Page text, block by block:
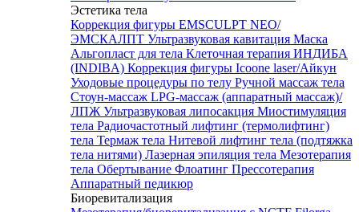
Эстетика тела
Коррекция фигуры EMSCULPT NEO/
ЭМСКАЛПТ Ультразвуковая кавитация Маска
Альгопласт для тела Клеточная терапия ИНДИБА
(INDIBA) Коррекция фигуры Icoone laser/Айкун
Уходовые процедуры по телу Ручной массаж тела
Стоун-массаж LPG-массаж (аппаратный массаж)/
ЛПЖ Ультразвуковая липосакция Миостимуляция
тела Радиочастотный лифтинг (термолифтинг)
тела Термаж тела Нитевой лифтинг тела (подтяжка
тела нитями) Лазерная эпиляция тела Мезотерапия
тела Обертывание Флоатинг Прессотерапия
Аппаратный педикюр
Биоревитализация